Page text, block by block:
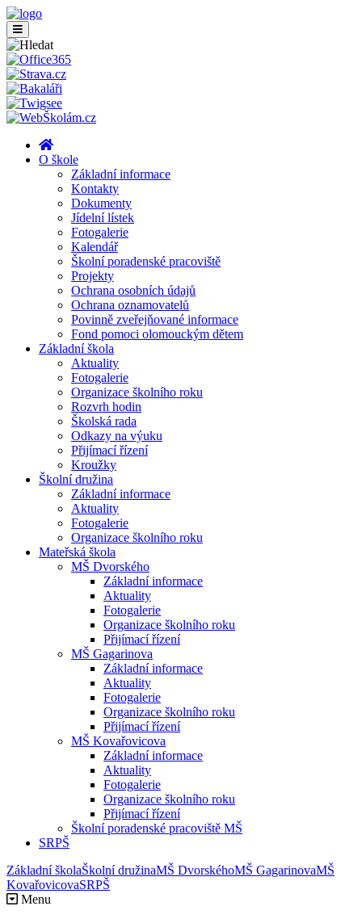
O škole
Základní informace
Kontakty
Dokumenty
Jídelní lístek
Fotogalerie
Kalendář
Školní poradenské pracoviště
Projekty
Ochrana osobních údajů
Ochrana oznamovatelů
Povinně zveřejňované informace
Fond pomoci olomouckým dětem
Základní škola
Aktuality
Fotogalerie
Organizace školního roku
Rozvrh hodin
Školská rada
Odkazy na výuku
Přijímací řízení
Kroužky
Školní družina
Základní informace
Aktuality
Fotogalerie
Organizace školního roku
Mateřská škola
MŠ Dvorského
Základní informace
Aktuality
Fotogalerie
Organizace školního roku
Přijímací řízení
MŠ Gagarinova
Základní informace
Aktuality
Fotogalerie
Organizace školního roku
Přijímací řízení
MŠ Kovařovicova
Základní informace
Aktuality
Fotogalerie
Organizace školního roku
Přijímací řízení
Školní poradenské pracoviště MŠ
SRPŠ
Základní školaŠkolní družinaMŠ DvorskéhoMŠ GagarinovaMŠ
KovařovicovaSRPŠ
Menu